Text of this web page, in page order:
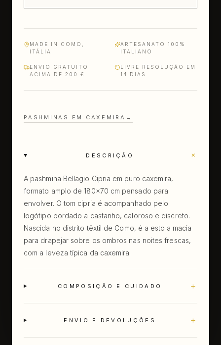
MADE IN COMO,
ITÁLIA
ARTESANATO 100%
ITALIANO
ENVIO GRATUITO
ACIMA DE 200 €
LIVRE RESOLUÇÃO EM
14 DIAS
PASHMINAS EM CAXEMIRA →
DESCRIÇÃO +
A pashmina Bellagio Cipria em puro caxemira,
formato amplo de 180×70 cm pensado para
envolver. O tom cipria é acompanhado pelo
logótipo bordado a castanho, caloroso e discreto.
Nascida no distrito têxtil de Como, é a estola macia
para drapejar sobre os ombros nas noites frescas,
com a leveza típica da caxemira.
COMPOSIÇÃO E CUIDADO +
ENVIO E DEVOLUÇÕES +